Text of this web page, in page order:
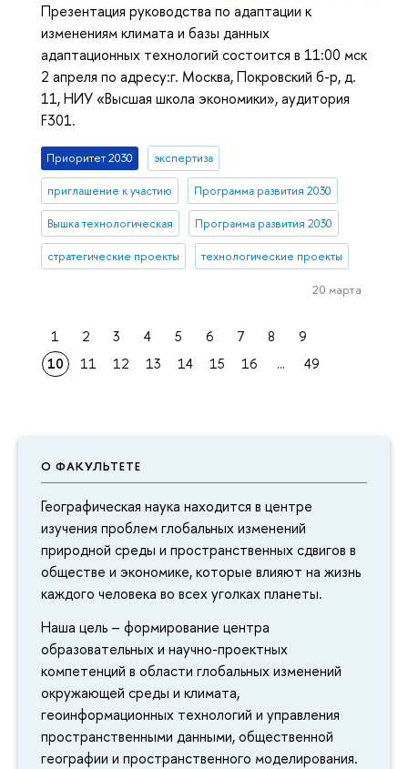
О ФАКУЛЬТЕТЕ
Географическая наука находится в центре
изучения проблем глобальных изменений
природной среды и пространственных сдвигов в
обществе и экономике, которые влияют на жизнь
каждого человека во всех уголках планеты.
Наша цель – формирование центра
образовательных и научно-проектных
компетенций в области глобальных изменений
окружающей среды и климата,
геоинформационных технологий и управления
пространственными данными, общественной
географии и пространственного моделирования.
Презентация руководства по адаптации к
изменениям климата и базы данных
адаптационных технологий состоится в 11:00 мск
2 апреля по адресу:г. Москва, Покровский б-р, д.
11, НИУ «Высшая школа экономики», аудитория
F301.
Приоритет 2030 экспертиза
приглашение к участию Программа развития 2030
Вышка технологическая Программа развития 2030
стратегические проекты технологические проекты
20 марта
1 2 3 4 5 6 7 8
9
10
11 12 13 14 15 16 ... 49